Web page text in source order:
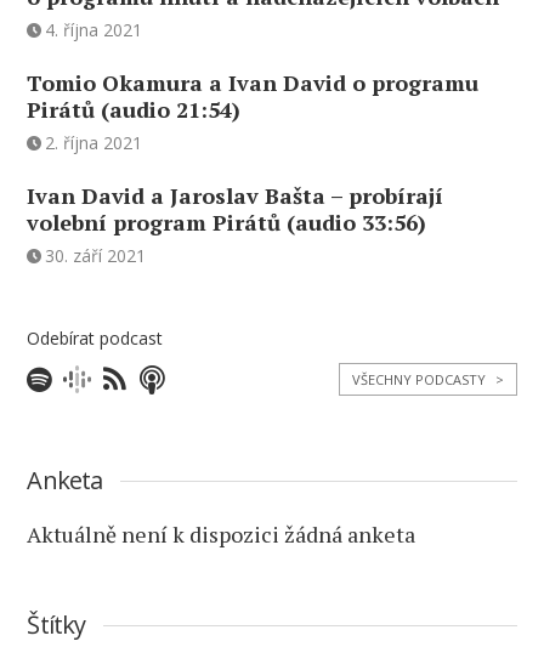
4. října 2021
Tomio Okamura a Ivan David o programu
Pirátů (audio 21:54)
2. října 2021
Ivan David a Jaroslav Bašta – probírají
volební program Pirátů (audio 33:56)
30. září 2021
Odebírat podcast
VŠECHNY PODCASTY >
Anketa
Aktuálně není k dispozici žádná anketa
Štítky